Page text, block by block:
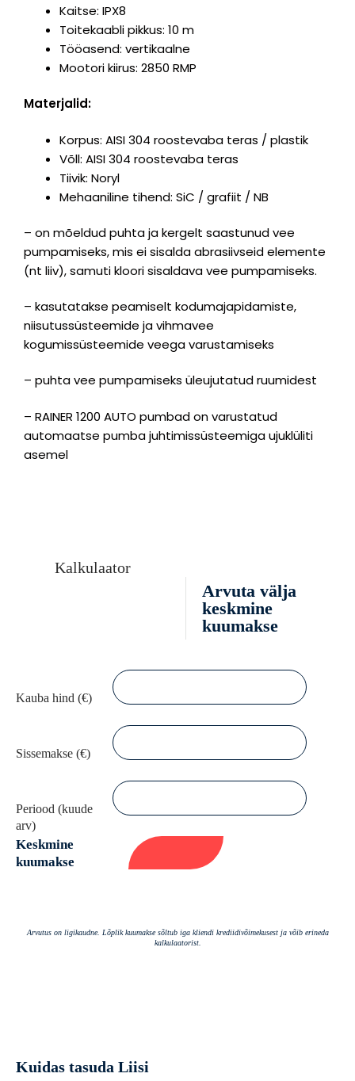
Kaitse: IPX8
Toitekaabli pikkus: 10 m
Tööasend: vertikaalne
Mootori kiirus: 2850 RMP
Materjalid:
Korpus: AISI 304 roostevaba teras / plastik
Võll: AISI 304 roostevaba teras
Tiivik: Noryl
Mehaaniline tihend: SiC / grafiit / NB
– on mõeldud puhta ja kergelt saastunud vee
pumpamiseks, mis ei sisalda abrasiivseid elemente
(nt liiv), samuti kloori sisaldava vee pumpamiseks.
– kasutatakse peamiselt kodumajapidamiste,
niisutussüsteemide ja vihmavee
kogumissüsteemide veega varustamiseks
– puhta vee pumpamiseks üleujutatud ruumidest
– RAINER 1200 AUTO pumbad on varustatud
automaatse pumba juhtimissüsteemiga ujuklüliti
asemel